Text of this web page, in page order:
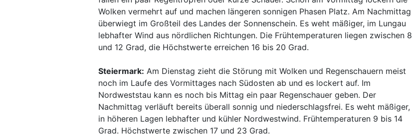
Wolken vermehrt auf und machen längeren sonnigen Phasen Platz. Am Nachmittag
überwiegt im Großteil des Landes der Sonnenschein. Es weht mäßiger, im Lungau
lebhafter Wind aus nördlichen Richtungen. Die Frühtemperaturen liegen zwischen 8
und 12 Grad, die Höchstwerte erreichen 16 bis 20 Grad.
Steiermark: Am Dienstag zieht die Störung mit Wolken und Regenschauern meist
noch im Laufe des Vormittages nach Südosten ab und es lockert auf. Im
Nordweststau kann es noch bis Mittag ein paar Regenschauer geben. Der
Nachmittag verläuft bereits überall sonnig und niederschlagsfrei. Es weht mäßiger,
in höheren Lagen lebhafter und kühler Nordwestwind. Frühtemperaturen 9 bis 14
Grad. Höchstwerte zwischen 17 und 23 Grad.